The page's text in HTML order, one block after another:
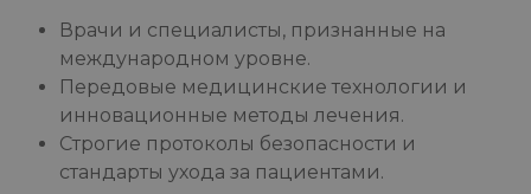
Врачи и специалисты, признанные на
международном уровне.
Передовые медицинские технологии и
инновационные методы лечения.
Строгие протоколы безопасности и
стандарты ухода за пациентами.